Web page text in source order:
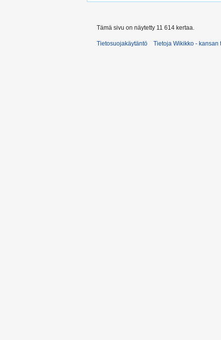
Tämä sivu on näytetty 11 614 kertaa.
Tietosuojakäytäntö Tietoja Wikikko - kansan